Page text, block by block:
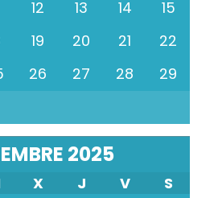
12 13 14
15
19 20 21
22
26 27 28
29
2025
X J V S